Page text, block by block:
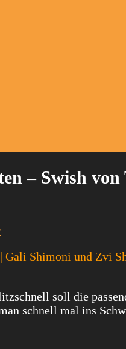
– Swish
Shimoni und Zvi
soll die
schnell mal ins